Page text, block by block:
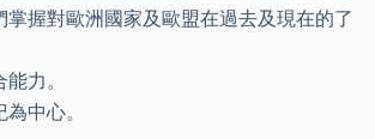
握對歐洲國家及歐盟在過去及現在的了
力。
中心。